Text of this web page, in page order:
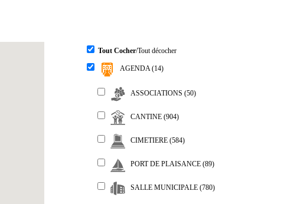
Tout Cocher/Tout décocher
AGENDA (14)
ASSOCIATIONS (50)
CANTINE (904)
CIMETIERE (584)
PORT DE PLAISANCE (89)
SALLE MUNICIPALE (780)